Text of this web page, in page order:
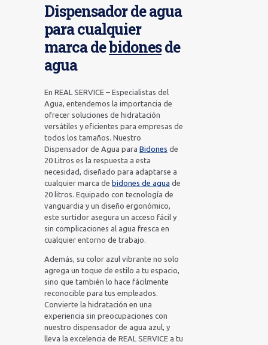
Dispensador de agua
para cualquier
marca debidonesde
agua
En REAL SERVICE – Especialistas del
Agua, entendemos la importancia de
ofrecer soluciones de hidratación
versátiles y eficientes para empresas de
todos los tamaños. Nuestro
Dispensador de Agua para Bidones de
20 Litros es la respuesta a esta
necesidad, diseñado para adaptarse a
cualquier marca de bidones de agua de
20 litros. Equipado con tecnología de
vanguardia y un diseño ergonómico,
este surtidor asegura un acceso fácil y
sin complicaciones al agua fresca en
cualquier entorno de trabajo.
Además, su color azul vibrante no solo
agrega un toque de estilo a tu espacio,
sino que también lo hace fácilmente
reconocible para tus empleados.
Convierte la hidratación en una
experiencia sin preocupaciones con
nuestro dispensador de agua azul, y
lleva la excelencia de REAL SERVICE a tu